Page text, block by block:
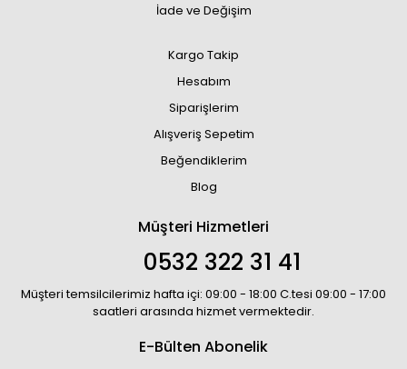
İade ve Değişim
Kargo Takip
Hesabım
Siparişlerim
Alışveriş Sepetim
Beğendiklerim
Blog
Müşteri Hizmetleri
0532 322 31 41
Müşteri temsilcilerimiz hafta içi: 09:00 - 18:00 C.tesi 09:00 - 17:00
saatleri arasında hizmet vermektedir.
E-Bülten Abonelik